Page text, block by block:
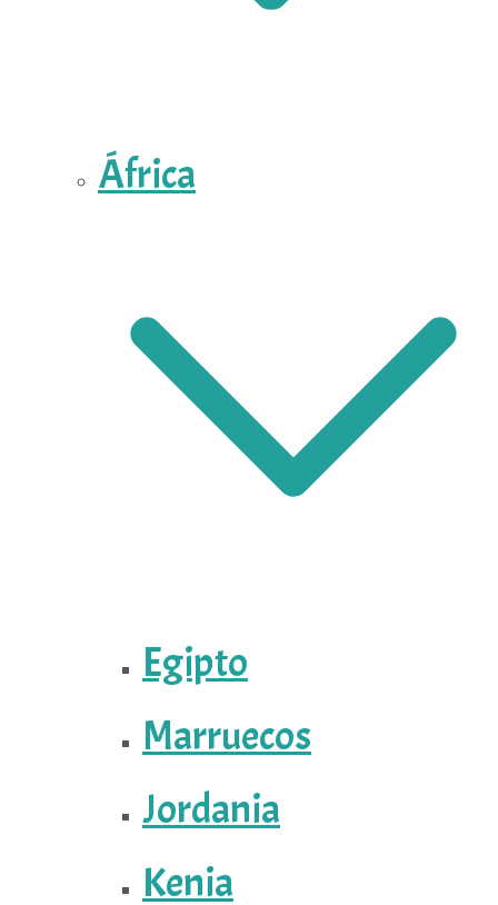
África
Egipto
Marruecos
Jordania
Kenia